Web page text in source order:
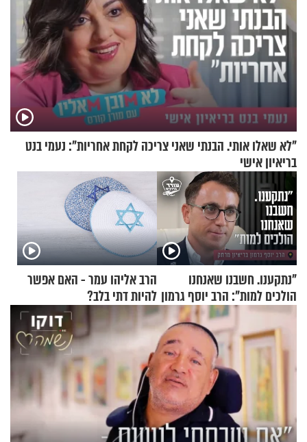
"לא שאלו אותי. הבנתי שאני צריכה לקחת אחריות": נעמי בנט
בריאיון אישי
"נתקענו. חשבנו שאנחנו
הולכים למות": הרב יוסף גרמון
בריאיון מרתק
הרב אליהו עמר - האם אפשר
להיות דתי בלב?